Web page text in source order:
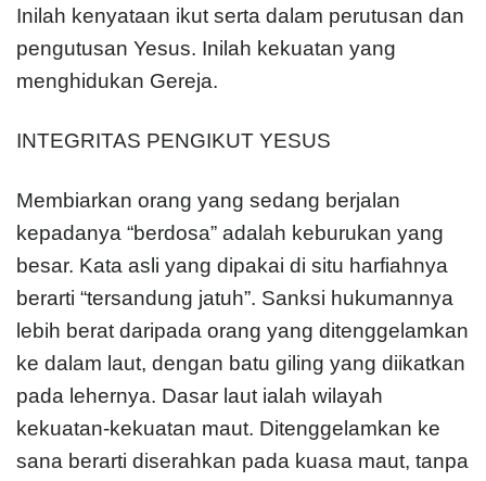
Inilah kenyataan ikut serta dalam perutusan dan
pengutusan Yesus. Inilah kekuatan yang
menghidukan Gereja.
INTEGRITAS PENGIKUT YESUS
Membiarkan orang yang sedang berjalan
kepadanya “berdosa” adalah keburukan yang
besar. Kata asli yang dipakai di situ harfiahnya
berarti “tersandung jatuh”. Sanksi hukumannya
lebih berat daripada orang yang ditenggelamkan
ke dalam laut, dengan batu giling yang diikatkan
pada lehernya. Dasar laut ialah wilayah
kekuatan-kekuatan maut. Ditenggelamkan ke
sana berarti diserahkan pada kuasa maut, tanpa